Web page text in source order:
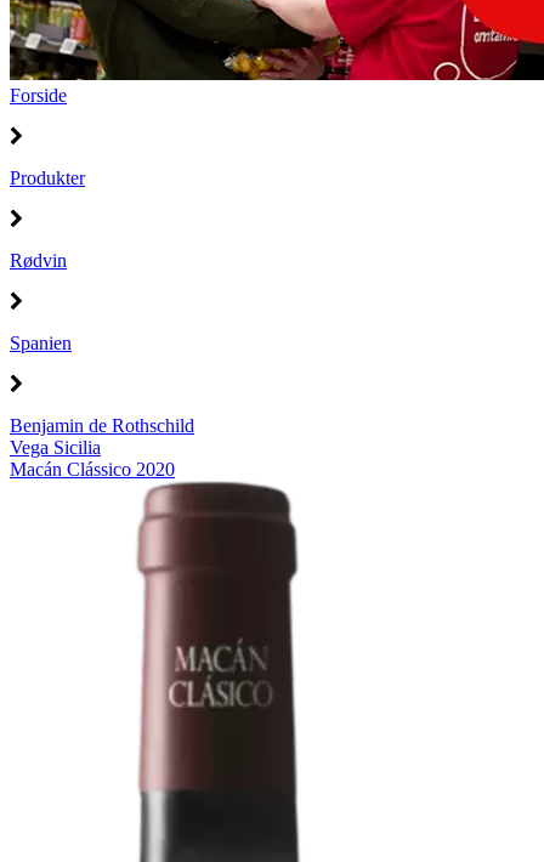
Forside
Produkter
Rødvin
Spanien
Benjamin de Rothschild
Vega Sicilia
Macán Clássico 2020